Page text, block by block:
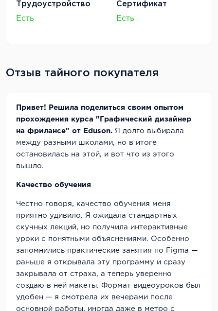
Трудоустройство
Есть
Сертификат
Есть
Отзыв тайного покупателя
Привет! Решила поделиться своим опытом
прохождения курса "Графический дизайнер
на фрилансе" от Eduson. Я долго выбирала
между разными школами, но в итоге
остановилась на этой, и вот что из этого
вышло.
Качество обучения
Честно говоря, качество обучения меня
приятно удивило. Я ожидала стандартных
скучных лекций, но получила интерактивные
уроки с понятными объяснениями. Особенно
запомнились практические занятия по Figma —
раньше я открывала эту программу и сразу
закрывала от страха, а теперь уверенно
создаю в ней макеты. Формат видеоуроков был
удобен — я смотрела их вечерами после
основной работы, иногда даже в метро с